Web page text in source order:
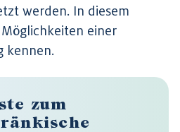
werden. In diesem
einer
kennen.
zum